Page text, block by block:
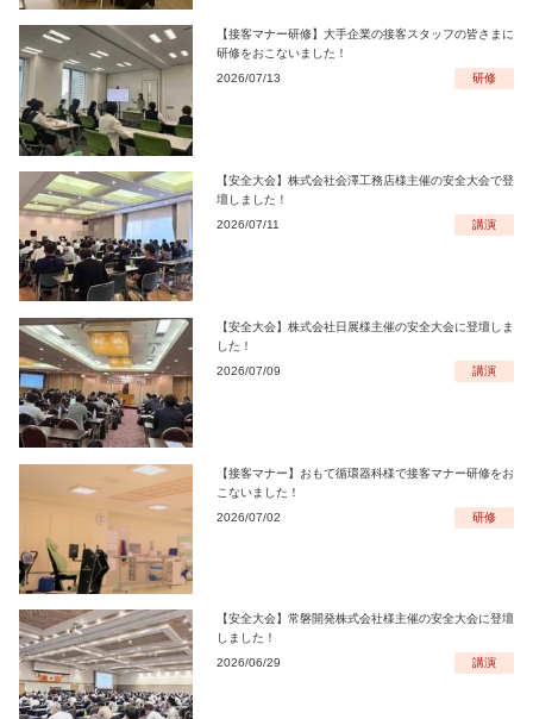
【接客マナー研修】大手企業の接客スタッフの皆さまに
研修をおこないました！
2026/07/13
研修
【安全大会】株式会社会澤工務店様主催の安全大会で登
壇しました！
2026/07/11
講演
【安全大会】株式会社日展様主催の安全大会に登壇しま
した！
2026/07/09
講演
【接客マナー】おもて循環器科様で接客マナー研修をお
こないました！
2026/07/02
研修
【安全大会】常磐開発株式会社様主催の安全大会に登壇
しました！
2026/06/29
講演